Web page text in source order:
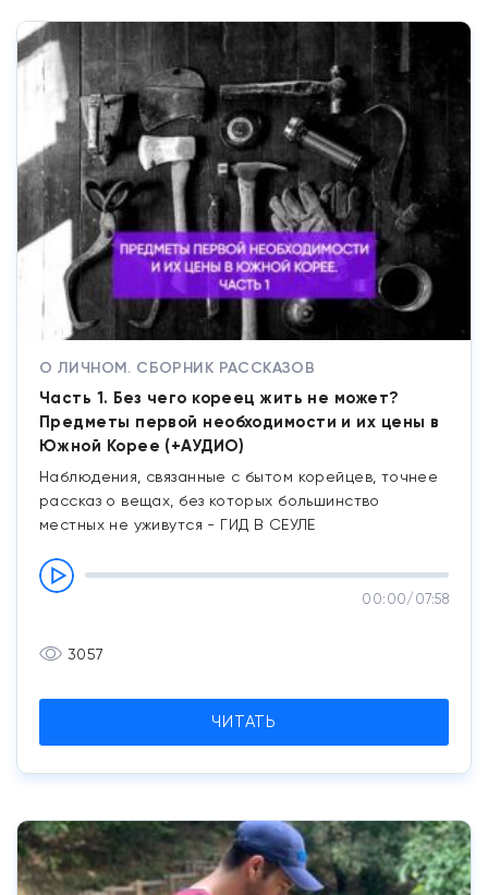
О ЛИЧНОМ. СБОРНИК РАССКАЗОВ
Часть 1. Без чего кореец жить не может?
Предметы первой необходимости и их цены в
Южной Корее (+АУДИО)
Наблюдения, связанные с бытом корейцев, точнее
рассказ о вещах, без которых большинство
местных не уживутся - ГИД В СЕУЛЕ
00:00/ 07:58
3057
ЧИТАТЬ